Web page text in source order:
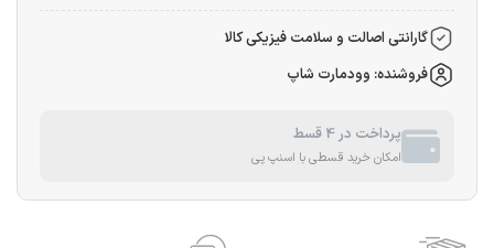
گارانتی اصالت و سلامت فیزیکی کالا
فروشنده: وودمارت شاپ
پرداخت در 4 قسط
امکان خرید قسطی با اسنپ پی